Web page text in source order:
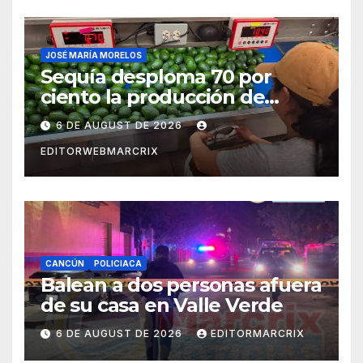
JOSÉ MARÍA MORELOS
Sequía desploma 70 por
ciento la producción de
aguacate en Candelaria
6 DE AUGUST DE 2026
EDITORWEBMARCRIX
CANCÚN POLICIACA
Balean a dos personas afuera
de su casa en Valle Verde
6 DE AUGUST DE 2026 EDITORMARCRIX